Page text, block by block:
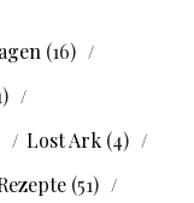
(16)
Lost Ark(4)
(51)